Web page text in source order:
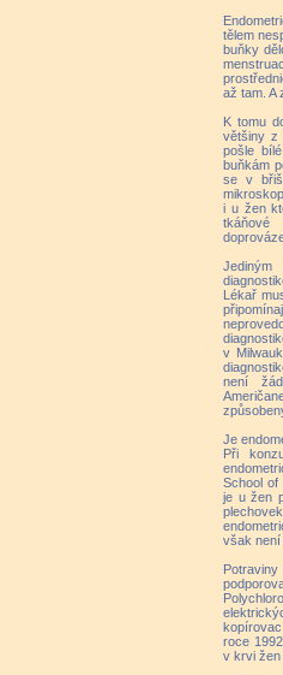
tělem
buňky
až tam. A
K tomu
většiny z
pošle
buňkám
se v
i u žen
Lékař
v
není
Je
Při
School of
je u žen
však
Potraviny
roce
v krvi žen